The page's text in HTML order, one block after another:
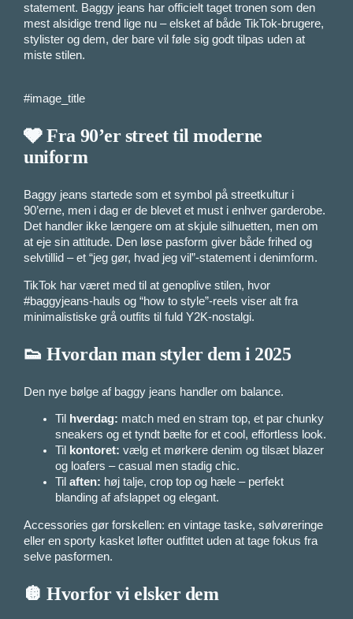
statement. Baggy jeans har officielt taget tronen som den
mest alsidige trend lige nu – elsket af både TikTok-brugere,
stylister og dem, der bare vil føle sig godt tilpas uden at
miste stilen.
#image_title
🩶 Fra 90’er street til moderne
uniform
Baggy jeans startede som et symbol på streetkultur i
90’erne, men i dag er de blevet et must i enhver garderobe.
Det handler ikke længere om at skjule silhuetten, men om
at eje sin attitude. Den løse pasform giver både frihed og
selvtillid – et “jeg gør, hvad jeg vil”-statement i denimform.
TikTok har været med til at genoplive stilen, hvor
#baggyjeans-hauls og “how to style”-reels viser alt fra
minimalistiske grå outfits til fuld Y2K-nostalgi.
👟 Hvordan man styler dem i 2025
Den nye bølge af baggy jeans handler om balance.
Til hverdag: match med en stram top, et par chunky
sneakers og et tyndt bælte for et cool, effortless look.
Til
kontoret: vælg et mørkere denim og tilsæt blazer
og loafers – casual men stadig chic.
Tilaften: høj talje, crop top og hæle – perfekt
blanding af afslappet og elegant.
Accessories gør forskellen: en vintage taske, sølvøreringe
eller en sporty kasket løfter outfittet uden at tage fokus fra
selve pasformen.
🪩 Hvorfor vi elsker dem